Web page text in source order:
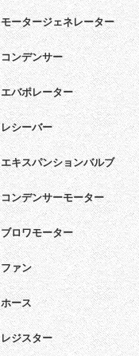
モータージェネレーター
コンデンサー
エバポレーター
レシーバー
エキスパンションバルブ
コンデンサーモーター
ブロワモーター
ファン
ホース
レジスター